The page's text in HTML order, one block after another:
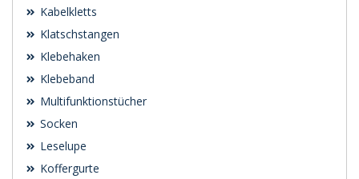
Kabelkletts
Klatschstangen
Klebehaken
Klebeband
Multifunktionstücher
Socken
Leselupe
Koffergurte